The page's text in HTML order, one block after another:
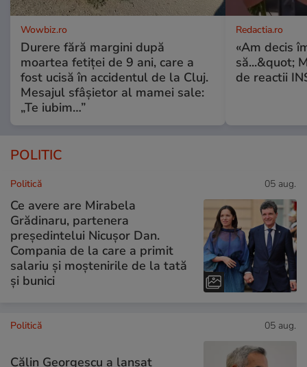
Wowbiz.ro
Durere fără margini după
moartea fetiței de 9 ani, care a
fost ucisă în accidentul de la Cluj.
Mesajul sfâșietor al mamei sale:
„Te iubim…”
Redactia.ro
«Am decis
să...&quot;
de reactii
POLITIC
Politică 05 aug.
Ce avere are Mirabela
Grădinaru, partenera
președintelui Nicușor Dan.
Compania de la care a primit
salariu și moștenirile de la tată
și bunici
Politică 05 aug.
Călin Georgescu a lansat